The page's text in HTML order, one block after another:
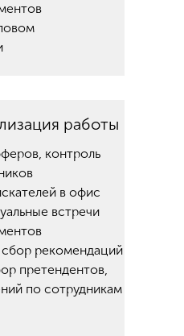
работы
контроль
в офис
встречи
рекомендаций
претендентов,
по сотрудникам